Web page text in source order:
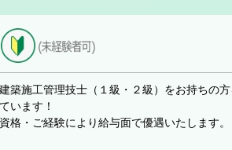
建築施工管理技士（１級・２級）をお持ちの
ています！
資格・ご経験により給与面で優遇いたします。